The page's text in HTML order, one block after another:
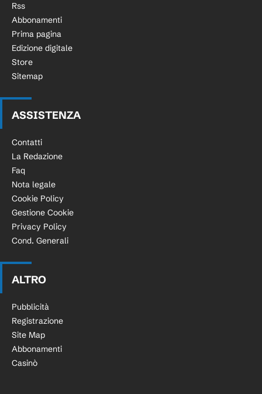
Rss
Abbonamenti
Prima pagina
Edizione digitale
Store
Sitemap
ASSISTENZA
Contatti
La Redazione
Faq
Nota legale
Cookie Policy
Gestione Cookie
Privacy Policy
Cond. Generali
ALTRO
Pubblicità
Registrazione
Site Map
Abbonamenti
Casinò